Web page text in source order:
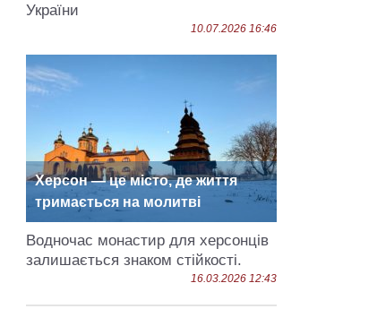
України
10.07.2026 16:46
Херсон — це місто, де життя
тримається на молитві
Водночас монастир для херсонців
залишається знаком стійкості.
16.03.2026 12:43